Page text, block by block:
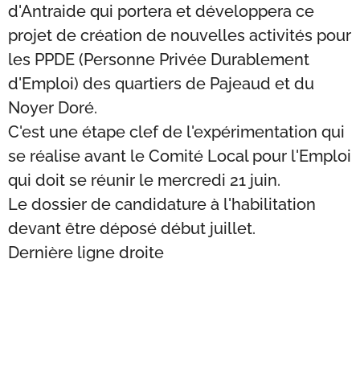
d'Antraide qui portera et développera ce
projet de création de nouvelles activités pour
les PPDE (Personne Privée Durablement
d'Emploi) des quartiers de Pajeaud et du
Noyer Doré.
C'est une étape clef de l'expérimentation qui
se réalise avant le Comité Local pour l'Emploi
qui doit se réunir le mercredi 21 juin.
Le dossier de candidature à l'habilitation
devant être déposé début juillet.
Dernière ligne droite 🤞